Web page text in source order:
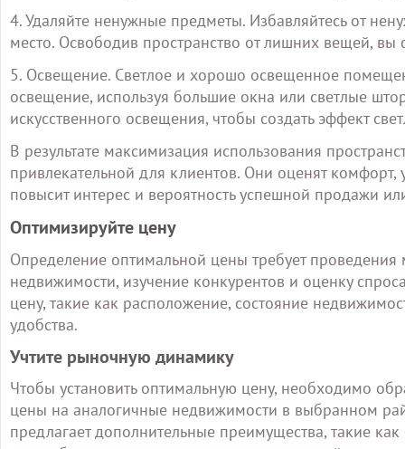
4. Удаляйте ненужные предметы. Избавляйтесь от
место. Освободив пространство от лишних вещей,
5. Освещение. Светлое и хорошо освещенное
освещение, используя большие окна или светлые
искусственного освещения, чтобы создать эффект
В результате максимизация использования
привлекательной для клиентов. Они оценят комфорт,
повысит интерес и вероятность успешной продажи
Оптимизируйте цену
Определение оптимальной цены требует
недвижимости, изучение конкурентов и оценку
цену, такие как расположение, состояние
удобства.
Учтите рыночную динамику
Чтобы установить оптимальную цену, необходимо
цены на аналогичные недвижимости в выбранном
предлагает дополнительные преимущества, такие